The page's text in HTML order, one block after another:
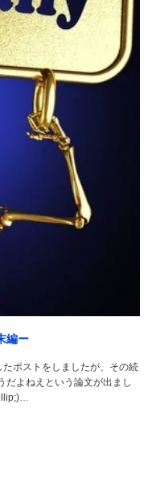
編ー
ポストをしましたが、その続
だよねえという論文が出まし